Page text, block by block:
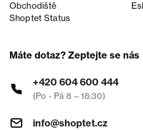
Obchodiště
Shoptet Status
Máte dotaz? Zeptejte se nás
+420 604 600 444
(Po - Pá 8 – 18:30)
info@shoptet.cz